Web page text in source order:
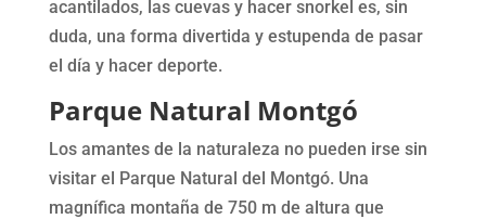
acantilados, las cuevas y hacer snorkel es, sin
duda, una forma divertida y estupenda de pasar
el día y hacer deporte.
Parque Natural Montgó
Los amantes de la naturaleza no pueden irse sin
visitar el Parque Natural del Montgó. Una
magnífica montaña de 750 m de altura que